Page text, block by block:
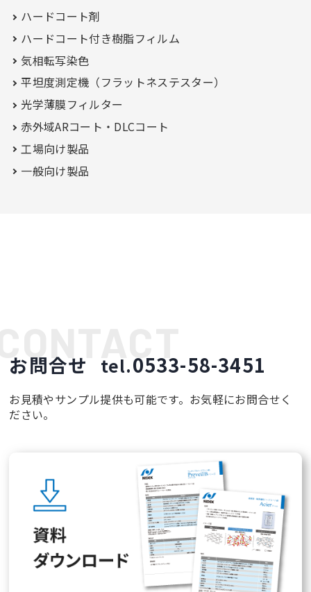
ハードコート剤
ハードコート付き樹脂フィルム
気相転写染色
平坦度測定機（フラットネステスター）
光学薄膜フィルター
赤外域ARコート・ DLCコート
工場向け製品
一般向け製品
お問合せ tel.0533-58-3451
お見積やサンプル提供も可能です。お気軽にお問合せく
ださい。